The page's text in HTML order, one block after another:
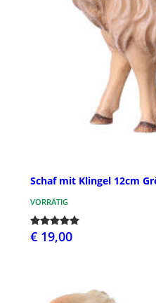
Schaf mit Klingel 12cm
VORRÄTIG
€ 19,00